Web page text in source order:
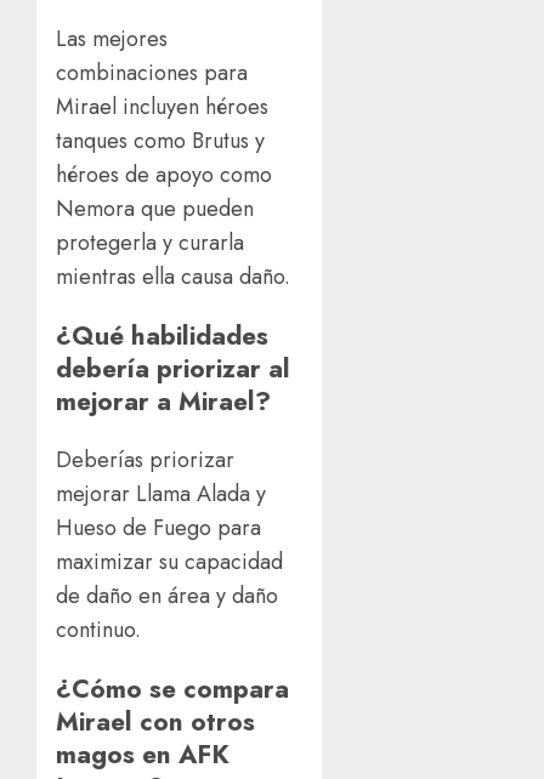
Las mejores
combinaciones para
Mirael incluyen héroes
tanques como Brutus y
héroes de apoyo como
Nemora que pueden
protegerla y curarla
mientras ella causa daño.
¿Qué habilidades
debería priorizar al
mejorar a Mirael?
Deberías priorizar
mejorar Llama Alada y
Hueso de Fuego para
maximizar su capacidad
de daño en área y daño
continuo.
¿Cómo se compara
Mirael con otros
magos en AFK